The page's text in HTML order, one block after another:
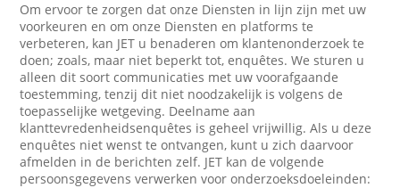
Om ervoor te zorgen dat onze Diensten in lijn zijn met uw
voorkeuren en om onze Diensten en platforms te
verbeteren, kan JET u benaderen om klantenonderzoek te
doen; zoals, maar niet beperkt tot, enquêtes. We sturen u
alleen dit soort communicaties met uw voorafgaande
toestemming, tenzij dit niet noodzakelijk is volgens de
toepasselijke wetgeving. Deelname aan
klanttevredenheidsenquêtes is geheel vrijwillig. Als u deze
enquêtes niet wenst te ontvangen, kunt u zich daarvoor
afmelden in de berichten zelf. JET kan de volgende
persoonsgegevens verwerken voor onderzoeksdoeleinden: